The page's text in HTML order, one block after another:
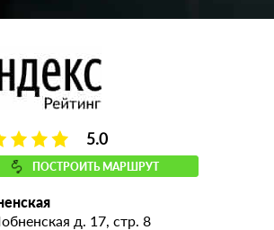
5.0
ПОСТРОИТЬ МАРШРУТ
д. 17, стр. 8